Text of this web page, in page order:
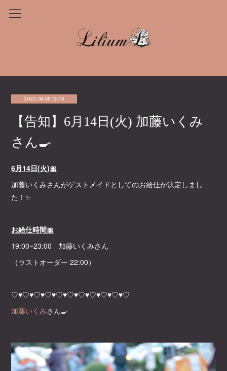
2022.06.09 12:08
【告知】6月14日(火) 加藤いくみ
さん🍳
6月14日(火)🎀
加藤いくみさんがゲストメイドとしてのお給仕が決定しまし
た！✨
お給仕時間🎀
19:00~23:00 加藤いくみさん
（ラストオーダー 22:00）
♡♥♡♥♡♥♡♥♡♥♡♥♡♥♡♥♡♥♡♥♡
加藤いくみさん🍳